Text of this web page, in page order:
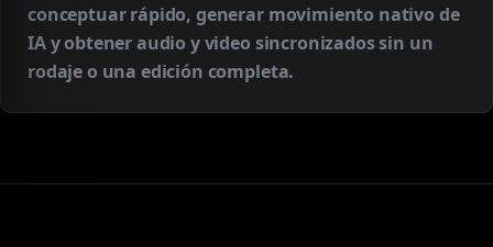
conceptuar rápido, generar movimiento nativo de
IA y obtener audio y video sincronizados sin un
rodaje o una edición completa.